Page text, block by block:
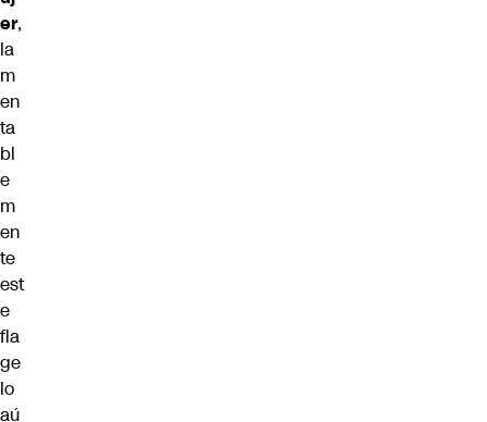
er,
la
m
en
ta
bl
e
m
en
te
est
e
fla
ge
lo
aú